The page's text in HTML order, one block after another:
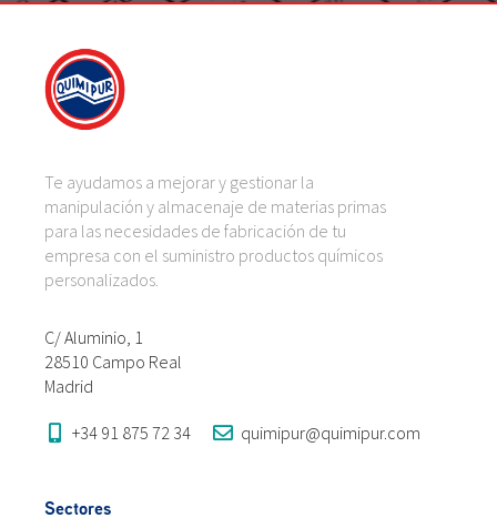
Te ayudamos a mejorar y gestionar la
manipulación y almacenaje de materias primas
para las necesidades de fabricación de tu
empresa con el suministro productos químicos
personalizados.
C/ Aluminio, 1
28510 Campo Real
Madrid
+34 91 875 72 34 quimipur@quimipur.com
Sectores